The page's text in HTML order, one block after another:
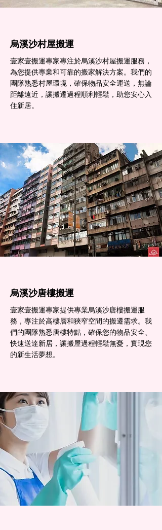
烏溪沙村屋搬運
壹家壹搬運專家專注於烏溪沙村屋搬運服務，
為您提供專業和可靠的搬家解決方案。我們的
團隊熟悉村屋環境，確保物品安全運送，無論
距離遠近，讓搬遷過程順利輕鬆，助您安心入
住新居。
烏溪沙​唐樓搬運
壹家壹搬運專家提供專業烏溪沙唐樓搬運服
務，專注於高樓層和狹窄空間的搬遷需求。我
們的團隊熟悉唐樓特點，確保您的物品安全、
快速送達新居，讓搬屋過程輕鬆無憂，實現您
的新生活夢想。